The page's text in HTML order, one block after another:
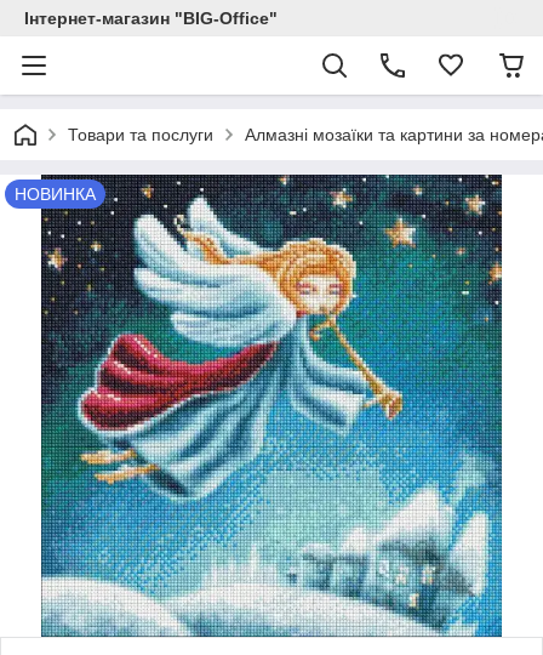
Інтернет-магазин "BIG-Office"
Товари та послуги Алмазні мозаїки та картини за
НОВИНКА